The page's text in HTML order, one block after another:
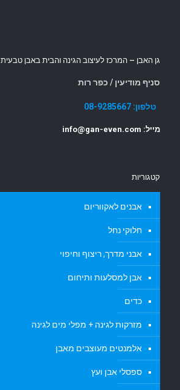
גן האבן – המרכז לעיצוב הגינה והבית באבן טבעית
סניף מודיעין / כפר רות
טלפון: 08-9285667
מייל: info@gan-even.com
קטגוריות
אבנים לאקווריום
חלוקי נחל
אבני מדרך, ריצוף וחיפוי
אבן למסלעות ותיחום
כדים
מזרקות לגינה + מפלי מים לגינה
אלמנטים מעוצבים מאבן
ספסלי אבן ועץ